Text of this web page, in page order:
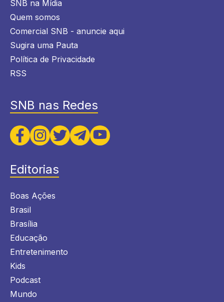
SNB na Mídia
Quem somos
Comercial SNB - anuncie aqui
Sugira uma Pauta
Política de Privacidade
RSS
SNB nas Redes
Editorias
Boas Ações
Brasil
Brasília
Educação
Entretenimento
Kids
Podcast
Mundo